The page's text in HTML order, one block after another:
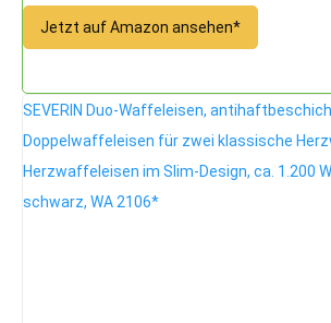
Jetzt auf Amazon ansehen*
SEVERIN Duo-Waffeleisen,
Doppelwaffeleisen für zwei klassische
Herzwaffeleisen im Slim-Design, ca. 1.200
schwarz, WA 2106*